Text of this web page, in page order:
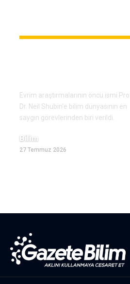
Evrim araştırmalarının öncü ismi
Dr. Neil Shubin'e bilim dünyasının en
saygın görevlerinden biri verildi.
Bilim
27 Temmuz 2026